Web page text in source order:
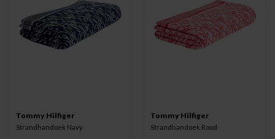
Tommy Hilfiger
Strandhandoek Navy
Tommy Hilfiger
Strandhandoek Rood